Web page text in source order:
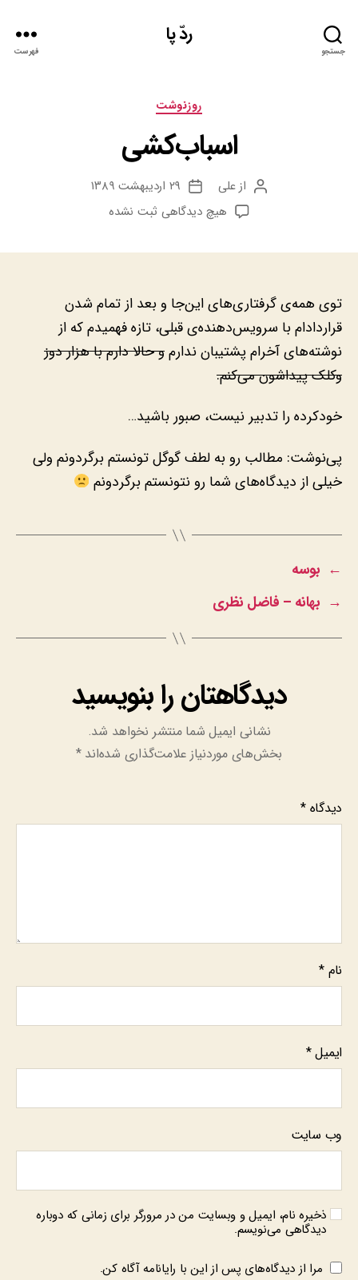
جستجو
ردّ پا
فهرست
دسته‌ها
روزنوشت
اسباب‌کشی
نویسنده
نوشته
ازعلی
تاریخ
نوشته
۲۹ اردیبهشت ۱۳۸۹
هیچ دیدگاهی برای
ثبت نشده
توی همه‌ی گرفتاری‌های این‌جا و بعد از تمام شدن
قراردادام با سرویس‌دهنده‌ی قبلی، تازه فهمیدم که از
نوشته‌های آخرام پشتیبان ندارمو حالا دارم با هزار دوز
وکلک پیداشون می‌کنم.
خودکرده را تدبیر نیست، صبور باشید…
پی‌نوشت: مطالب رو به لطف گوگل تونستم برگردونم ولی
خیلی از دیدگاه‌های شما رو نتونستم برگردونم
← بوسه
→ بهانه – فاضل نظری
دیدگاهتان را بنویسید
نشانی ایمیل شما منتشر نخواهد شد.
بخش‌های موردنیاز علامت‌گذاری شده‌اند*
دیدگاه*
نام *
ایمیل*
وب‌ سایت
ذخیره نام، ایمیل و وبسایت من در مرورگر برای زمانی که دوباره
دیدگاهی می‌نویسم.
مرا از دیدگاه‌های پس از این با رایانامه آگاه کن.